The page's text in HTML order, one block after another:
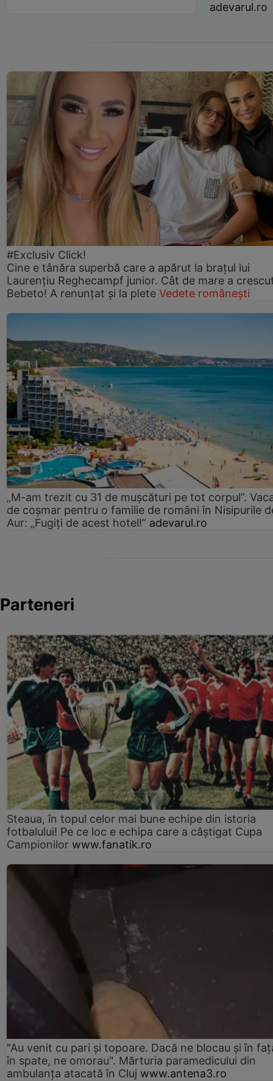
adevarul.ro
#Exclusiv Click!
Cine e tânăra superbă care a apărut la brațul lui
Laurențiu Reghecampf junior. Cât de mare a
Bebeto! A renunțat și la plete Vedete românești
„M-am trezit cu 31 de mușcături pe tot corpul”.
de coșmar pentru o familie de români în Nisipurile
Aur: „Fugiți de acest hotel!” adevarul.ro
Parteneri
Steaua, în topul celor mai bune echipe din istoria
fotbalului! Pe ce loc e echipa care a câştigat Cupa
Campionilor www.fanatik.ro
"Au venit cu pari și topoare. Dacă ne blocau şi în
în spate, ne omorau". Mărturia paramedicului din
ambulanţa atacată în Cluj www.antena3.ro